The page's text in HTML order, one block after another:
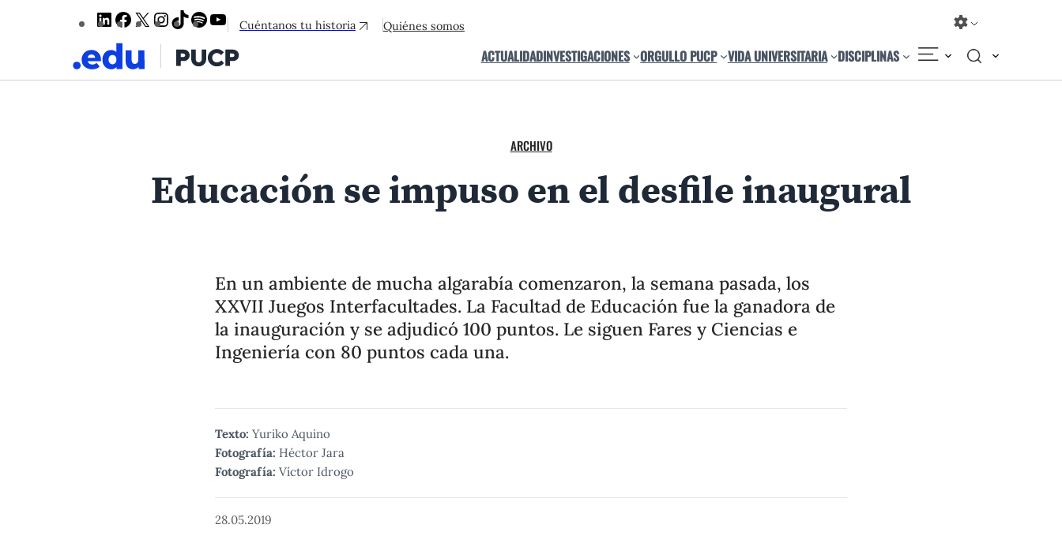
LinkedIn
Facebook
X Instagram
TikTok
Spotify
YouTube
Cuéntanos tu historia Quiénes somos
ACTUALIDADINVESTIGACIONES ORGULLO PUCP VIDA UNIVERSITARIA DISCIPLINAS
ARCHIVO
Educación se impuso en el desfile inaugural
/7
En un ambiente de mucha algarabía comenzaron, la semana pasada, los
XXVII Juegos Interfacultades. La Facultad de Educación fue la ganadora de
la inauguración y se adjudicó 100 puntos. Le siguen Fares y Ciencias e
Ingeniería con 80 puntos cada una.
Texto: Yuriko Aquino
Fotografía: Héctor Jara
Fotografía: Víctor Idrogo
28.05.2019